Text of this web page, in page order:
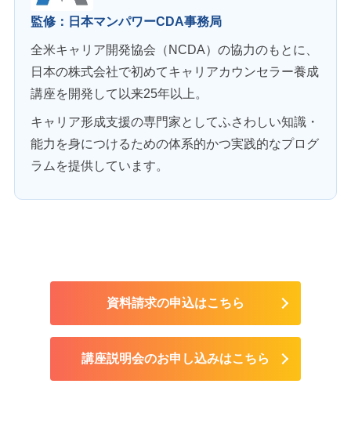
監修：日本マンパワーCDA事務局
全米キャリア開発協会（NCDA）の協力のもとに、
日本の株式会社で初めてキャリアカウンセラー養成
講座を開発して以来25年以上。
キャリア形成支援の専門家としてふさわしい知識・
能力を身につけるための体系的かつ実践的なプログ
ラムを提供しています。
資料請求の申込はこちら
講座説明会のお申し込みはこちら